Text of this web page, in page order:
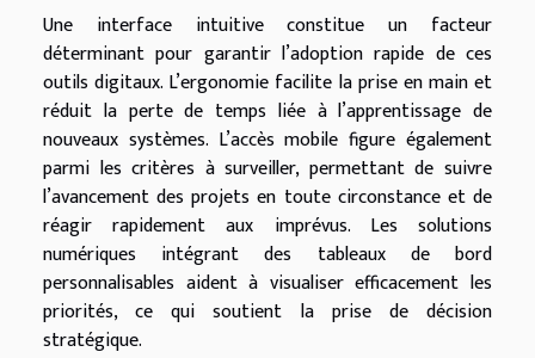
Une interface intuitive constitue un facteur
déterminant pour garantir l’adoption rapide de ces
outils digitaux. L’ergonomie facilite la prise en main et
réduit la perte de temps liée à l’apprentissage de
nouveaux systèmes. L’accès mobile figure également
parmi les critères à surveiller, permettant de suivre
l’avancement des projets en toute circonstance et de
réagir rapidement aux imprévus. Les solutions
numériques intégrant des tableaux de bord
personnalisables aident à visualiser efficacement les
priorités, ce qui soutient la prise de décision
stratégique.